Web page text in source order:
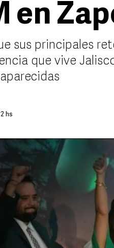
en
sus principales
que vive
hs